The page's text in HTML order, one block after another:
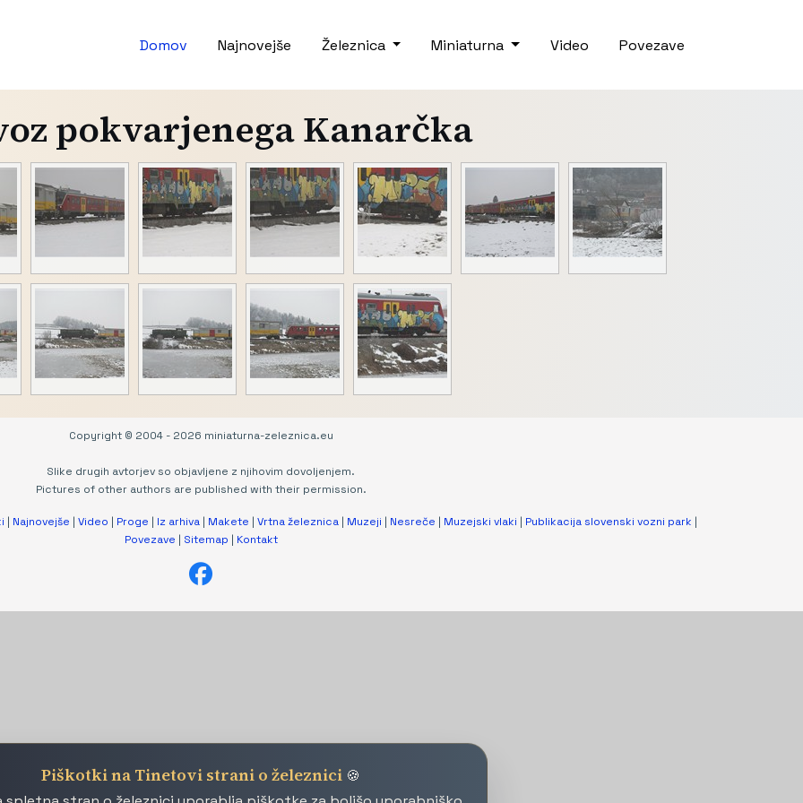
Domov Najnovejše Železnica Miniaturna Video Povezave
pokvarjenega Kanarčka
Piškotki na Tinetovi strani o železnici 🍪
Copyright © 2004 - 2026 miniaturna-zeleznica.eu
Slike drugih avtorjev so objavljene z njihovim dovoljenjem.
Pictures of other authors are published with their permission.
| Najnovejše | Video | Proge | Iz arhiva | Makete | Vrtna železnica | Muzeji | Nesreče | Muzejski vlaki | Publikacija slovenski vozni park |
Povezave | Sitemap | Kontakt